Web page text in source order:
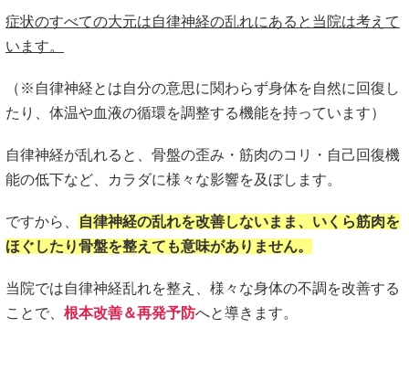
症状のすべての大元は自律神経の乱れにあると当院は考えて
います。
（※自律神経とは自分の意思に関わらず身体を自然に回復し
たり、体温や血液の循環を調整する機能を持っています）
自律神経が乱れると、骨盤の歪み・筋肉のコリ・自己回復機
能の低下など、カラダに様々な影響を及ぼします。
ですから、
自律神経の乱れを改善しないまま、いくら筋肉を
ほぐしたり骨盤を整えても意味がありません。
当院では自律神経乱れを整え、様々な身体の不調を改善する
ことで、 根本改善＆再発予防へと導きます。